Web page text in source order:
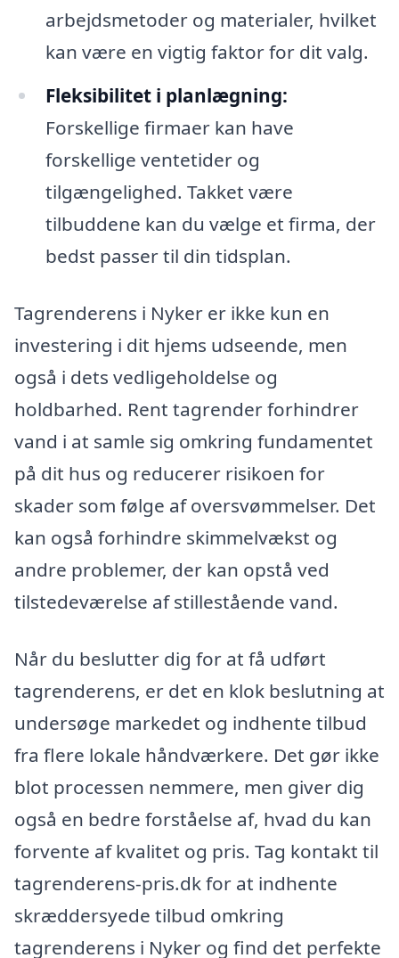
arbejdsmetoder og materialer, hvilket
kan være en vigtig faktor for dit valg.
Fleksibilitet i planlægning:
Forskellige firmaer kan have
forskellige ventetider og
tilgængelighed. Takket være
tilbuddene kan du vælge et firma, der
bedst passer til din tidsplan.
Tagrenderens i Nyker er ikke kun en
investering i dit hjems udseende, men
også i dets vedligeholdelse og
holdbarhed. Rent tagrender forhindrer
vand i at samle sig omkring fundamentet
på dit hus og reducerer risikoen for
skader som følge af oversvømmelser. Det
kan også forhindre skimmelvækst og
andre problemer, der kan opstå ved
tilstedeværelse af stillestående vand.
Når du beslutter dig for at få udført
tagrenderens, er det en klok beslutning at
undersøge markedet og indhente tilbud
fra flere lokale håndværkere. Det gør ikke
blot processen nemmere, men giver dig
også en bedre forståelse af, hvad du kan
forvente af kvalitet og pris. Tag kontakt til
tagrenderens-pris.dk for at indhente
skræddersyede tilbud omkring
tagrenderens i Nyker og find det perfekte